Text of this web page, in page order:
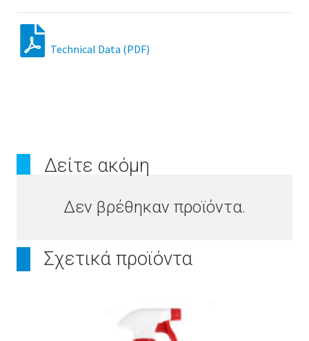
Technical Data (PDF)
Δείτε ακόμη
Δεν βρέθηκαν προϊόντα.
Σχετικά προϊόντα